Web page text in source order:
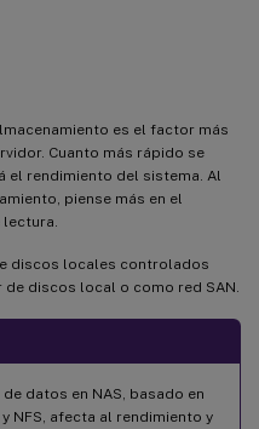
es el factor más
Cuanto más rápido se
el rendimiento del sistema. Al
piense más en el
discos locales controlados
discos local o como red SAN.
datos en NAS, basado en
NFS, afecta al rendimiento y